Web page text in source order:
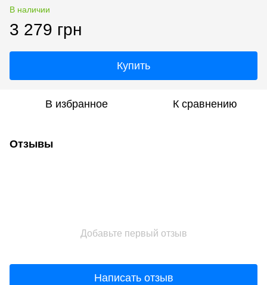
В наличии
3 279 грн
Купить
В избранное К сравнению
Отзывы
Добавьте первый отзыв
Написать отзыв